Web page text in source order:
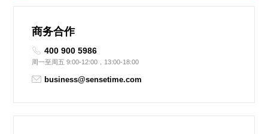
商务合作
400 900 5986
周一至周五 9:00-12:00，13:00-18:00
business@sensetime.com